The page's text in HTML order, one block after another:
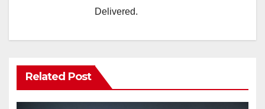
Delivered.
Related Post